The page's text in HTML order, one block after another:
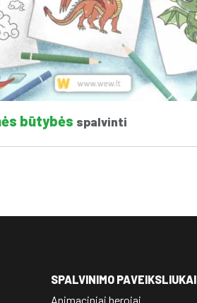
būtybės spalvinti
SPALVINIMO PAVEIKSLIUKAI
Animaciniai herojai